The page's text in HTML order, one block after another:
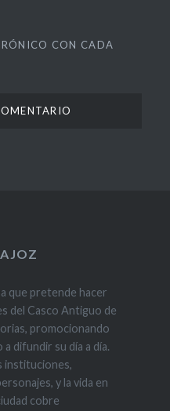
CON CADA
que pretende hacer
del Casco Antiguo de
promocionando
difundir su día a día.
instituciones,
y la vida en
cobre